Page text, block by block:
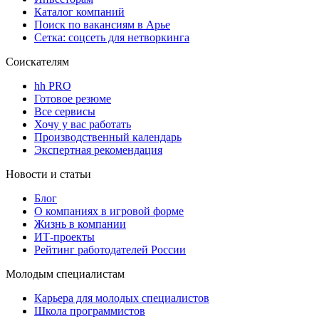
Каталог компаний
Поиск по вакансиям в Арье
Сетка: соцсеть для нетворкинга
Соискателям
hh PRO
Готовое резюме
Все сервисы
Хочу у вас работать
Производственный календарь
Экспертная рекомендация
Новости и статьи
Блог
О компаниях в игровой форме
Жизнь в компании
ИТ-проекты
Рейтинг работодателей России
Молодым специалистам
Карьера для молодых специалистов
Школа программистов